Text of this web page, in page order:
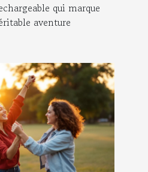
qui marque
aventure